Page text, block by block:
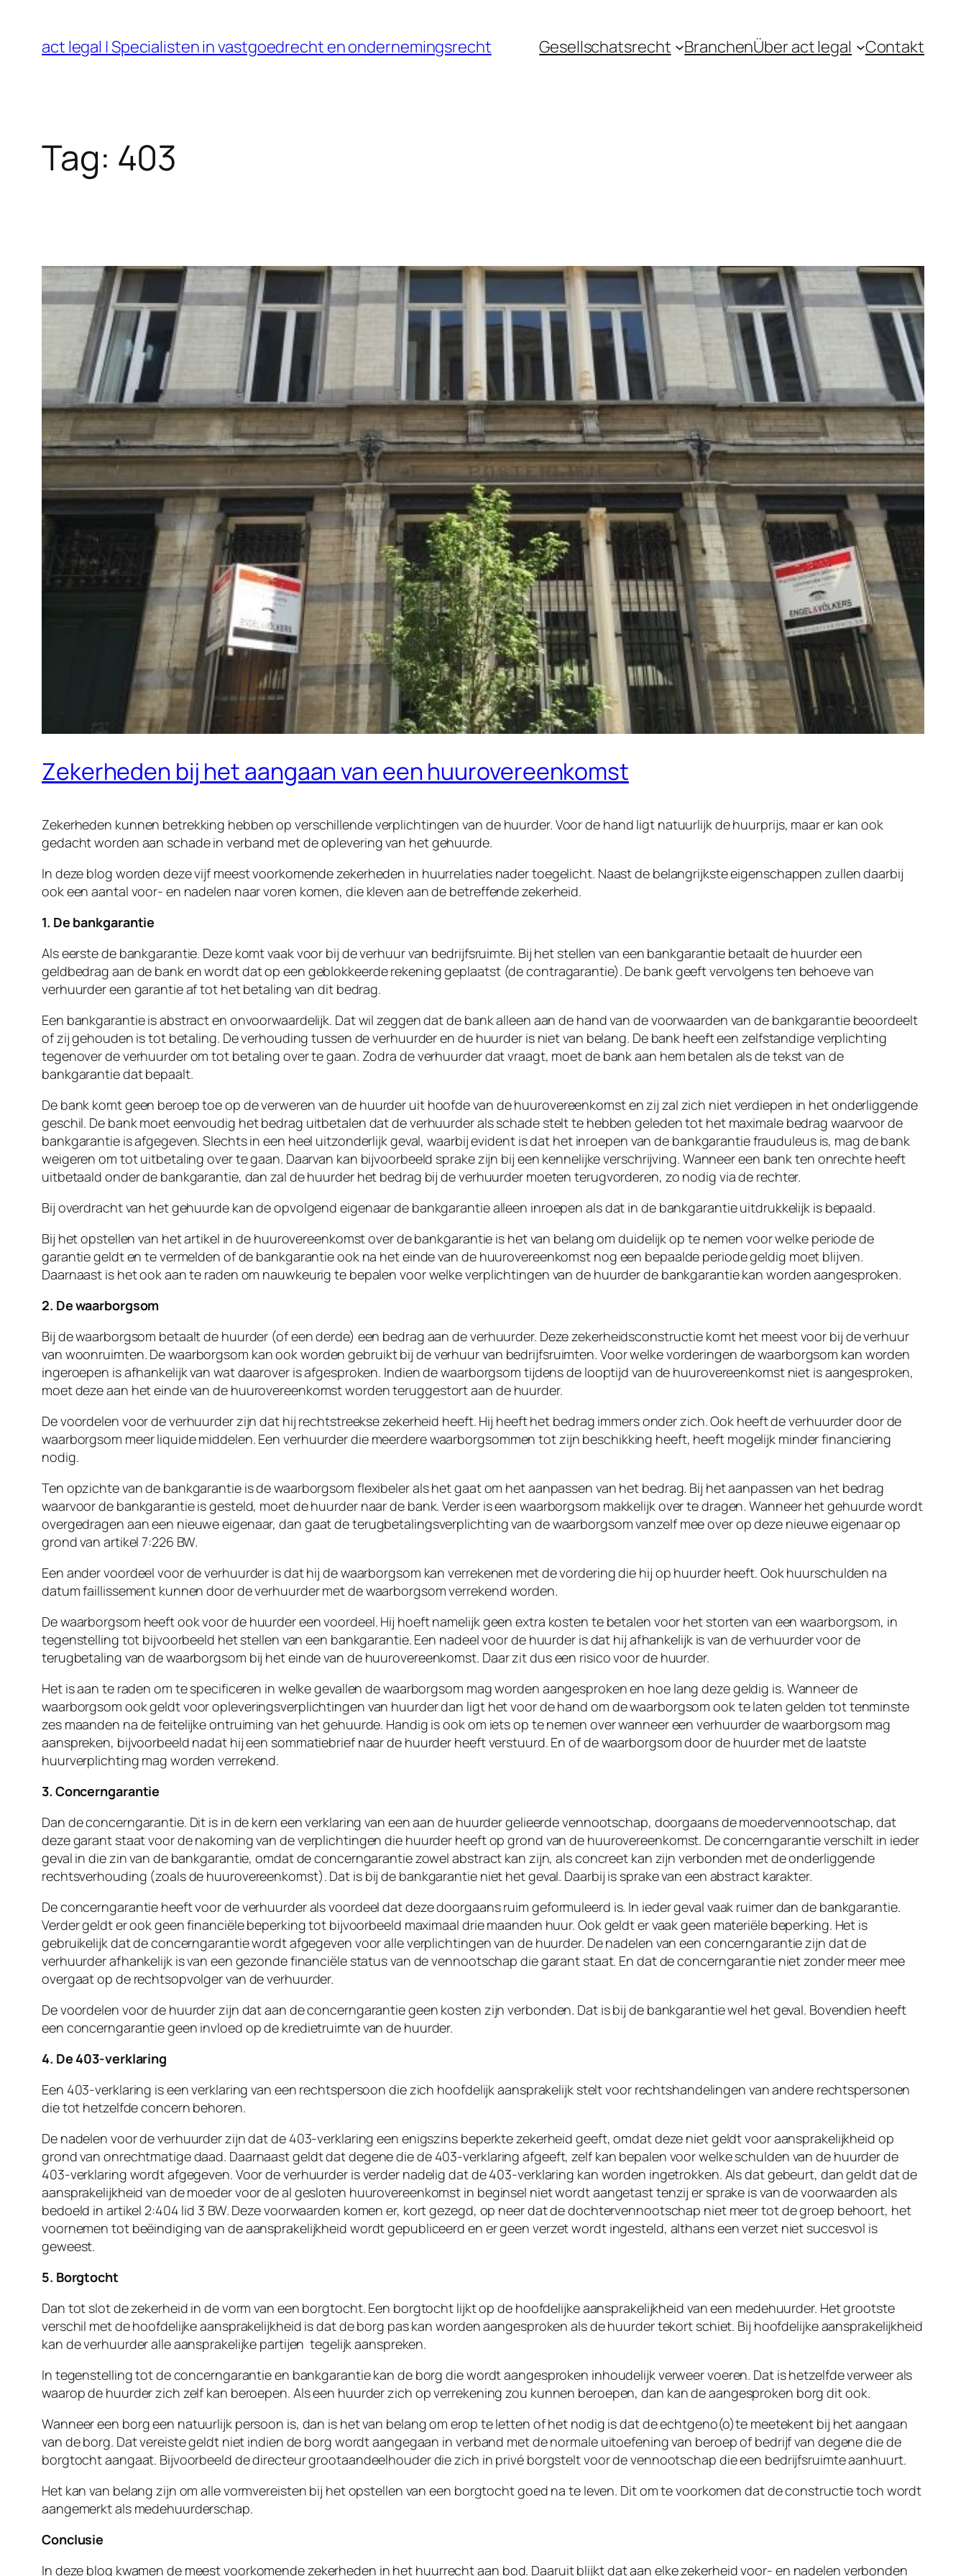
act legal | Specialisten in vastgoedrecht en ondernemingsrecht Gesellschatsrecht BranchenÜber act legal Contakt
Tag: 403
Zekerheden bij het aangaan van een huurovereenkomst
Zekerheden kunnen betrekking hebben op verschillende verplichtingen van de huurder. Voor de hand ligt natuurlijk de huurprijs, maar er kan ook
gedacht worden aan schade in verband met de oplevering van het gehuurde.
In deze blog worden deze vijf meest voorkomende zekerheden in huurrelaties nader toegelicht. Naast de belangrijkste eigenschappen zullen daarbij
ook een aantal voor- en nadelen naar voren komen, die kleven aan de betreffende zekerheid.
1. De bankgarantie
Als eerste de bankgarantie. Deze komt vaak voor bij de verhuur van bedrijfsruimte. Bij het stellen van een bankgarantie betaalt de huurder een
geldbedrag aan de bank en wordt dat op een geblokkeerde rekening geplaatst (de contragarantie). De bank geeft vervolgens ten behoeve van
verhuurder een garantie af tot het betaling van dit bedrag.
Een bankgarantie is abstract en onvoorwaardelijk. Dat wil zeggen dat de bank alleen aan de hand van de voorwaarden van de bankgarantie beoordeelt
of zij gehouden is tot betaling. De verhouding tussen de verhuurder en de huurder is niet van belang. De bank heeft een zelfstandige verplichting
tegenover de verhuurder om tot betaling over te gaan. Zodra de verhuurder dat vraagt, moet de bank aan hem betalen als de tekst van de
bankgarantie dat bepaalt.
De bank komt geen beroep toe op de verweren van de huurder uit hoofde van de huurovereenkomst en zij zal zich niet verdiepen in het onderliggende
geschil. De bank moet eenvoudig het bedrag uitbetalen dat de verhuurder als schade stelt te hebben geleden tot het maximale bedrag waarvoor de
bankgarantie is afgegeven. Slechts in een heel uitzonderlijk geval, waarbij evident is dat het inroepen van de bankgarantie frauduleus is, mag de bank
weigeren om tot uitbetaling over te gaan. Daarvan kan bijvoorbeeld sprake zijn bij een kennelijke verschrijving. Wanneer een bank ten onrechte heeft
uitbetaald onder de bankgarantie, dan zal de huurder het bedrag bij de verhuurder moeten terugvorderen, zo nodig via de rechter.
Bij overdracht van het gehuurde kan de opvolgend eigenaar de bankgarantie alleen inroepen als dat in de bankgarantie uitdrukkelijk is bepaald.
Bij het opstellen van het artikel in de huurovereenkomst over de bankgarantie is het van belang om duidelijk op te nemen voor welke periode de
garantie geldt en te vermelden of de bankgarantie ook na het einde van de huurovereenkomst nog een bepaalde periode geldig moet blijven.
Daarnaast is het ook aan te raden om nauwkeurig te bepalen voor welke verplichtingen van de huurder de bankgarantie kan worden aangesproken.
2. De waarborgsom
Bij de waarborgsom betaalt de huurder (of een derde) een bedrag aan de verhuurder. Deze zekerheidsconstructie komt het meest voor bij de verhuur
van woonruimten. De waarborgsom kan ook worden gebruikt bij de verhuur van bedrijfsruimten. Voor welke vorderingen de waarborgsom kan worden
ingeroepen is afhankelijk van wat daarover is afgesproken. Indien de waarborgsom tijdens de looptijd van de huurovereenkomst niet is aangesproken,
moet deze aan het einde van de huurovereenkomst worden teruggestort aan de huurder.
De voordelen voor de verhuurder zijn dat hij rechtstreekse zekerheid heeft. Hij heeft het bedrag immers onder zich. Ook heeft de verhuurder door de
waarborgsom meer liquide middelen. Een verhuurder die meerdere waarborgsommen tot zijn beschikking heeft, heeft mogelijk minder financiering
nodig.
Ten opzichte van de bankgarantie is de waarborgsom flexibeler als het gaat om het aanpassen van het bedrag. Bij het aanpassen van het bedrag
waarvoor de bankgarantie is gesteld, moet de huurder naar de bank. Verder is een waarborgsom makkelijk over te dragen. Wanneer het gehuurde wordt
overgedragen aan een nieuwe eigenaar, dan gaat de terugbetalingsverplichting van de waarborgsom vanzelf mee over op deze nieuwe eigenaar op
grond van artikel 7:226 BW.
Een ander voordeel voor de verhuurder is dat hij de waarborgsom kan verrekenen met de vordering die hij op huurder heeft. Ook huurschulden na
datum faillissement kunnen door de verhuurder met de waarborgsom verrekend worden.
De waarborgsom heeft ook voor de huurder een voordeel. Hij hoeft namelijk geen extra kosten te betalen voor het storten van een waarborgsom, in
tegenstelling tot bijvoorbeeld het stellen van een bankgarantie. Een nadeel voor de huurder is dat hij afhankelijk is van de verhuurder voor de
terugbetaling van de waarborgsom bij het einde van de huurovereenkomst. Daar zit dus een risico voor de huurder.
Het is aan te raden om te specificeren in welke gevallen de waarborgsom mag worden aangesproken en hoe lang deze geldig is. Wanneer de
waarborgsom ook geldt voor opleveringsverplichtingen van huurder dan ligt het voor de hand om de waarborgsom ook te laten gelden tot tenminste
zes maanden na de feitelijke ontruiming van het gehuurde. Handig is ook om iets op te nemen over wanneer een verhuurder de waarborgsom mag
aanspreken, bijvoorbeeld nadat hij een sommatiebrief naar de huurder heeft verstuurd. En of de waarborgsom door de huurder met de laatste
huurverplichting mag worden verrekend.
3. Concerngarantie
Dan de concerngarantie. Dit is in de kern een verklaring van een aan de huurder gelieerde vennootschap, doorgaans de moedervennootschap, dat
deze garant staat voor de nakoming van de verplichtingen die huurder heeft op grond van de huurovereenkomst. De concerngarantie verschilt in ieder
geval in die zin van de bankgarantie, omdat de concerngarantie zowel abstract kan zijn, als concreet kan zijn verbonden met de onderliggende
rechtsverhouding (zoals de huurovereenkomst). Dat is bij de bankgarantie niet het geval. Daarbij is sprake van een abstract karakter.
De concerngarantie heeft voor de verhuurder als voordeel dat deze doorgaans ruim geformuleerd is. In ieder geval vaak ruimer dan de bankgarantie.
Verder geldt er ook geen financiële beperking tot bijvoorbeeld maximaal drie maanden huur. Ook geldt er vaak geen materiële beperking. Het is
gebruikelijk dat de concerngarantie wordt afgegeven voor alle verplichtingen van de huurder. De nadelen van een concerngarantie zijn dat de
verhuurder afhankelijk is van een gezonde financiële status van de vennootschap die garant staat. En dat de concerngarantie niet zonder meer mee
overgaat op de rechtsopvolger van de verhuurder.
De voordelen voor de huurder zijn dat aan de concerngarantie geen kosten zijn verbonden. Dat is bij de bankgarantie wel het geval. Bovendien heeft
een concerngarantie geen invloed op de kredietruimte van de huurder.
4. De 403-verklaring
Een 403-verklaring is een verklaring van een rechtspersoon die zich hoofdelijk aansprakelijk stelt voor rechtshandelingen van andere rechtspersonen
die tot hetzelfde concern behoren.
De nadelen voor de verhuurder zijn dat de 403-verklaring een enigszins beperkte zekerheid geeft, omdat deze niet geldt voor aansprakelijkheid op
grond van onrechtmatige daad. Daarnaast geldt dat degene die de 403-verklaring afgeeft, zelf kan bepalen voor welke schulden van de huurder de
403-verklaring wordt afgegeven. Voor de verhuurder is verder nadelig dat de 403-verklaring kan worden ingetrokken. Als dat gebeurt, dan geldt dat de
aansprakelijkheid van de moeder voor de al gesloten huurovereenkomst in beginsel niet wordt aangetast tenzij er sprake is van de voorwaarden als
bedoeld in artikel 2:404 lid 3 BW. Deze voorwaarden komen er, kort gezegd, op neer dat de dochtervennootschap niet meer tot de groep behoort, het
voornemen tot beëindiging van de aansprakelijkheid wordt gepubliceerd en er geen verzet wordt ingesteld, althans een verzet niet succesvol is
geweest.
5. Borgtocht
Dan tot slot de zekerheid in de vorm van een borgtocht. Een borgtocht lijkt op de hoofdelijke aansprakelijkheid van een medehuurder. Het grootste
verschil met de hoofdelijke aansprakelijkheid is dat de borg pas kan worden aangesproken als de huurder tekort schiet. Bij hoofdelijke aansprakelijkheid
kan de verhuurder alle aansprakelijke partijen tegelijk aanspreken.
In tegenstelling tot de concerngarantie en bankgarantie kan de borg die wordt aangesproken inhoudelijk verweer voeren. Dat is hetzelfde verweer als
waarop de huurder zich zelf kan beroepen. Als een huurder zich op verrekening zou kunnen beroepen, dan kan de aangesproken borg dit ook.
Wanneer een borg een natuurlijk persoon is, dan is het van belang om erop te letten of het nodig is dat de echtgeno(o)te meetekent bij het aangaan
van de borg. Dat vereiste geldt niet indien de borg wordt aangegaan in verband met de normale uitoefening van beroep of bedrijf van degene die de
borgtocht aangaat. Bijvoorbeeld de directeur grootaandeelhouder die zich in privé borgstelt voor de vennootschap die een bedrijfsruimte aanhuurt.
Het kan van belang zijn om alle vormvereisten bij het opstellen van een borgtocht goed na te leven. Dit om te voorkomen dat de constructie toch wordt
aangemerkt als medehuurderschap.
Conclusie
In deze blog kwamen de meest voorkomende zekerheden in het huurrecht aan bod. Daaruit blijkt dat aan elke zekerheid voor- en nadelen verbonden